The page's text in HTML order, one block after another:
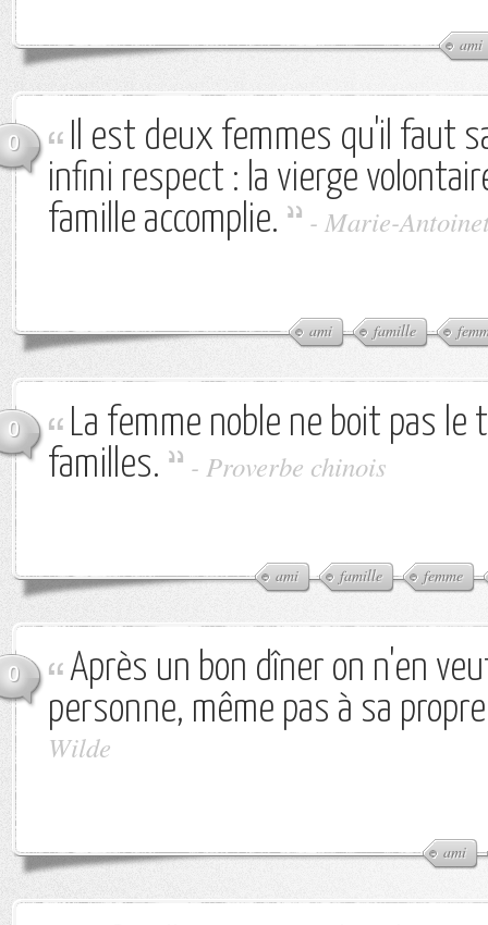
ami
0
Il est deux femmes qu'il faut
infini respect : la vierge
famille accomplie.
- Marie-
ami famille
0
La femme noble ne boit pas le
familles.
- Proverbe chinois
ami famille femme
0
Après un bon dîner on n'en
personne, même pas à sa
Wilde
ami